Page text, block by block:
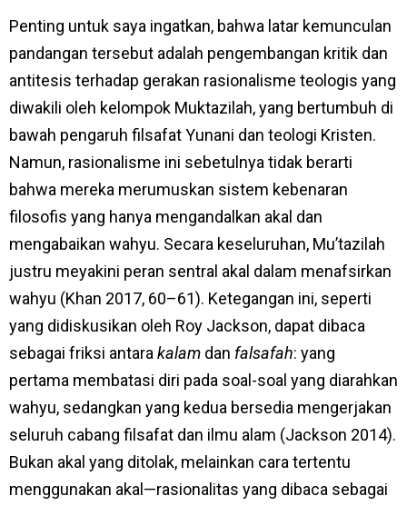
Penting untuk saya ingatkan, bahwa latar kemunculan
pandangan tersebut adalah pengembangan kritik dan
antitesis terhadap gerakan rasionalisme teologis yang
diwakili oleh kelompok Muktazilah, yang bertumbuh di
bawah pengaruh filsafat Yunani dan teologi Kristen.
Namun, rasionalisme ini sebetulnya tidak berarti
bahwa mereka merumuskan sistem kebenaran
filosofis yang hanya mengandalkan akal dan
mengabaikan wahyu. Secara keseluruhan, Mu’tazilah
justru meyakini peran sentral akal dalam menafsirkan
wahyu (Khan 2017, 60–61). Ketegangan ini, seperti
yang didiskusikan oleh Roy Jackson, dapat dibaca
sebagai friksi antara kalam dan falsafah: yang
pertama membatasi diri pada soal-soal yang diarahkan
wahyu, sedangkan yang kedua bersedia mengerjakan
seluruh cabang filsafat dan ilmu alam (Jackson 2014).
Bukan akal yang ditolak, melainkan cara tertentu
menggunakan akal—rasionalitas yang dibaca sebagai